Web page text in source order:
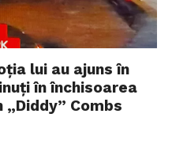
lui au ajuns în
în închisoarea
Combs